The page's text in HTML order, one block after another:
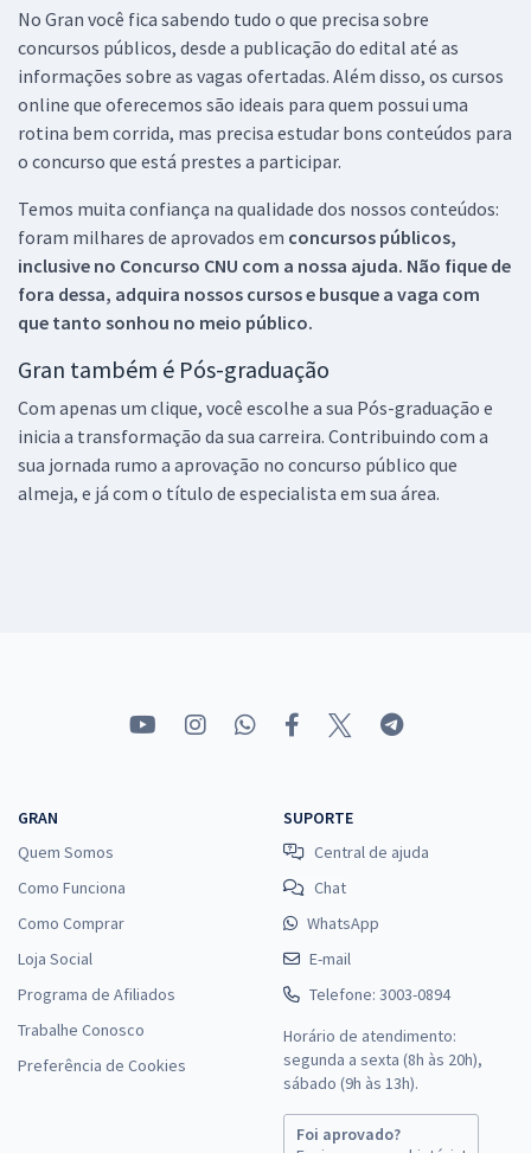
No Gran você fica sabendo tudo o que precisa sobre
concursos públicos, desde a publicação do edital até as
informações sobre as vagas ofertadas. Além disso, os cursos
online que oferecemos são ideais para quem possui uma
rotina bem corrida, mas precisa estudar bons conteúdos para
o concurso que está prestes a participar.
Temos muita confiança na qualidade dos nossos conteúdos:
foram milhares de aprovados em concursos públicos,
inclusive no Concurso CNU com a nossa ajuda. Não fique de
fora dessa, adquira nossos cursos e busque a vaga com
que tanto sonhou no meio público.
Gran também é Pós-graduação
Com apenas um clique, você escolhe a sua Pós-graduação e
inicia a transformação da sua carreira. Contribuindo com a
sua jornada rumo a aprovação no concurso público que
almeja, e já com o título de especialista em sua área.
GRAN
Quem Somos
Como Funciona
Como Comprar
Loja Social
Programa de Afiliados
Trabalhe Conosco
Preferência de Cookies
SUPORTE
Central de ajuda
Chat
WhatsApp
E-mail
Telefone: 3003-0894
Horário de atendimento:
segunda a sexta (8h às 20h),
sábado (9h às 13h).
Foi aprovado?